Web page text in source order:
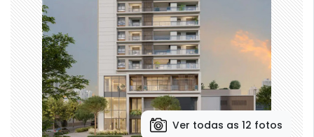
Ver todas as 12 fotos